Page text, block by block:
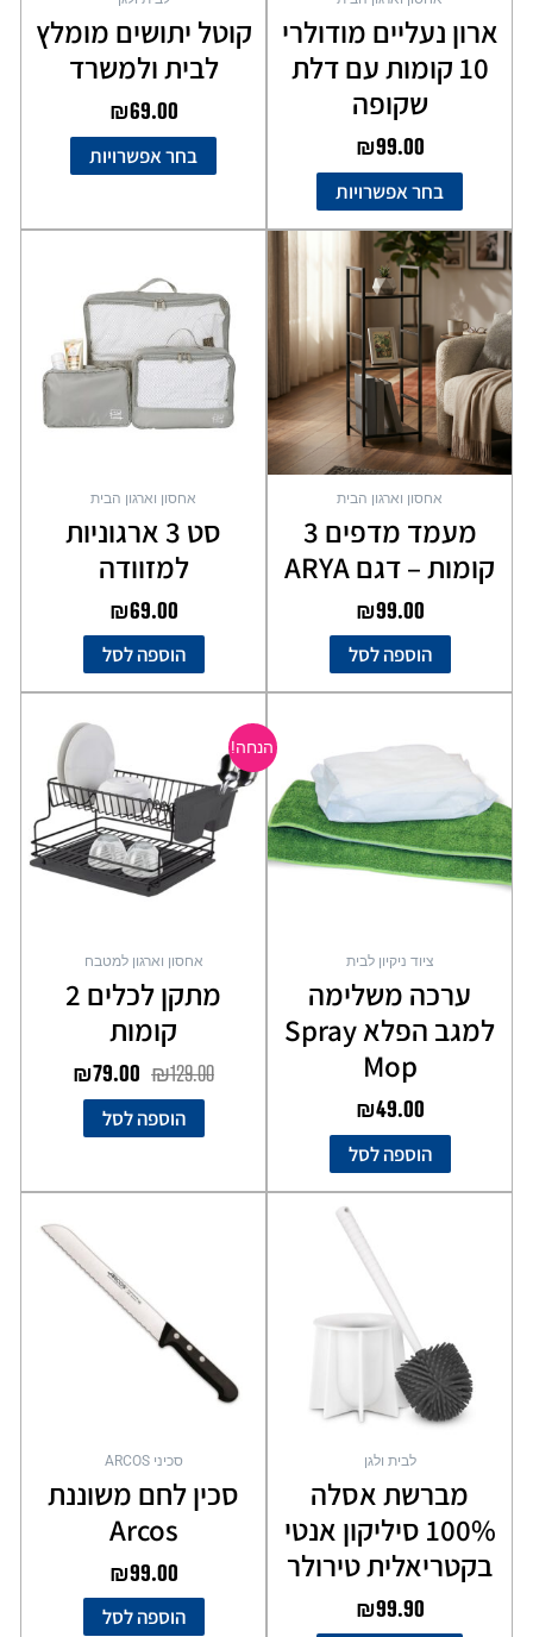
ארון נעליים מודולרי
10 קומות עם דלת
שקופה
₪99.00
בחר אפשרויות
קוטל יתושים מומלץ
לבית ולמשרד
₪69.00
בחר אפשרויות
אחסון וארגון הבית
מעמד מדפים 3
קומות – דגם ARYA
₪99.00
הוספה לסל
אחסון וארגון הבית
סט 3 ארגוניות
למזוודה
₪69.00
הוספה לסל
ציוד ניקיון לבית
ערכה משלימה
למגב הפלא Spray
Mop
₪49.00
הוספה לסל
הנחה!
אחסון וארגון למטבח
מתקן לכלים 2
קומות
₪129.00
המקורי
היה:
₪129.00.
₪79.00
הנוכחי
הוא:
₪79.00.
הוספה לסל
לבית ולגן
מברשת אסלה
100% סיליקון אנטי
בקטריאלית טירולר
₪99.90
האפשרויות
סכיני ARCOS
סכין לחם משוננת
Arcos
₪99.00
הוספה לסל